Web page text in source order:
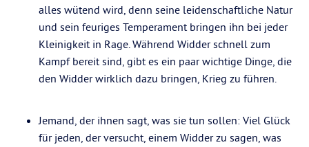
alles wütend wird, denn seine leidenschaftliche Natur
und sein feuriges Temperament bringen ihn bei jeder
Kleinigkeit in Rage. Während Widder schnell zum
Kampf bereit sind, gibt es ein paar wichtige Dinge, die
den Widder wirklich dazu bringen, Krieg zu führen.
Jemand, der ihnen sagt, was sie tun sollen: Viel Glück
für jeden, der versucht, einem Widder zu sagen, was